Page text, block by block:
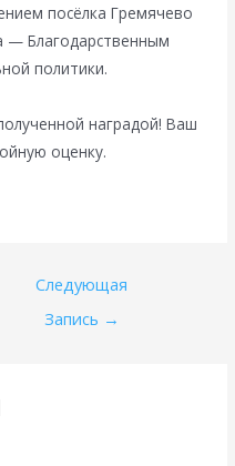
посёлка Гремячево
— Благодарственным
политики.
наградой! Ваш
оценку.
Следующая
Запись →